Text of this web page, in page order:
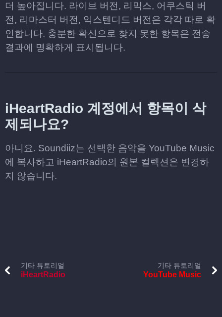
더 높아집니다. 라이브 버전, 리믹스, 어쿠스틱 버
전, 리마스터 버전, 익스텐디드 버전은 각각 따로 확
인합니다. 충분한 확신으로 찾지 못한 항목은 전송
결과에 명확하게 표시됩니다.
iHeartRadio 계정에서 항목이 삭
제되나요?
아니요. Soundiiz는 선택한 음악을 YouTube Music
에 복사하고 iHeartRadio의 원본 컬렉션은 변경하
지 않습니다.
기타 튜토리얼
iHeartRadio
기타 튜토리얼
YouTube Music